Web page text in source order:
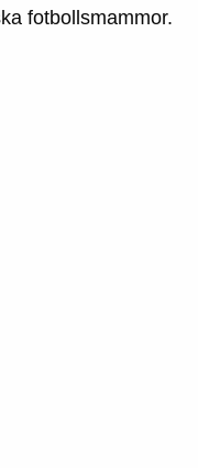
fotbollsmammor.